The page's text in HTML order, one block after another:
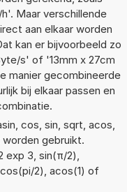
Maar verschillende
aan elkaar worden
kan er bijvoorbeeld zo
s' of '13mm x 27cm
manier gecombineerde
bij elkaar passen en
cos, sin, sqrt, acos,
gebruikt.
exp 3, sin(π/2),
2), acos(1) of